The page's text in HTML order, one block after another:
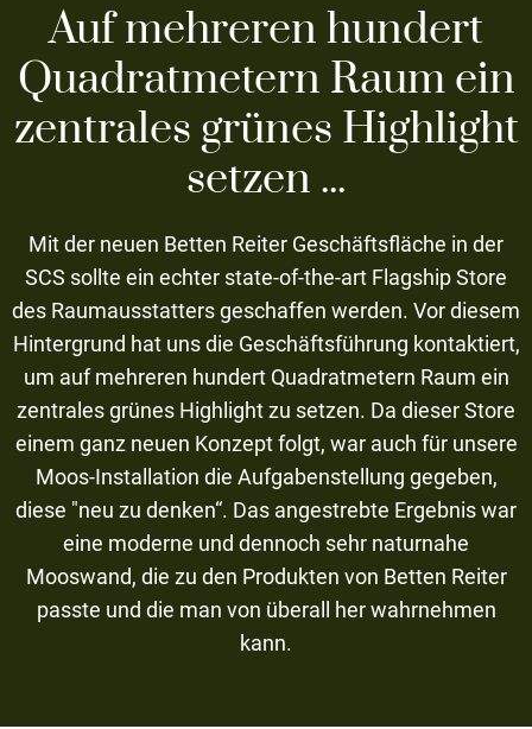
Auf mehreren hundert
Quadratmetern Raum ein
zentrales grünes Highlight
setzen ...
Mit der neuen Betten Reiter Geschäftsfläche in der
SCS sollte ein echter state-of-the-art Flagship Store
des Raumausstatters geschaffen werden. Vor diesem
Hintergrund hat uns die Geschäftsführung kontaktiert,
um auf mehreren hundert Quadratmetern Raum ein
zentrales grünes Highlight zu setzen. Da dieser Store
einem ganz neuen Konzept folgt, war auch für unsere
Moos-Installation die Aufgabenstellung gegeben,
diese "neu zu denken“. Das angestrebte Ergebnis war
eine moderne und dennoch sehr naturnahe
Mooswand, die zu den Produkten von Betten Reiter
passte und die man von überall her wahrnehmen
kann.